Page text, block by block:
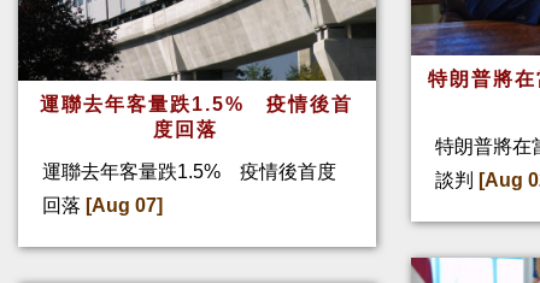
運聯去年客量跌1.5% 疫情後首
度回落
運聯去年客量跌1.5% 疫情後首度
回落 [Aug 07]
特朗普將
特朗普將在
談判
[Aug